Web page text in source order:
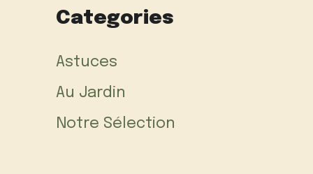
Categories
Astuces
Au Jardin
Notre Sélection